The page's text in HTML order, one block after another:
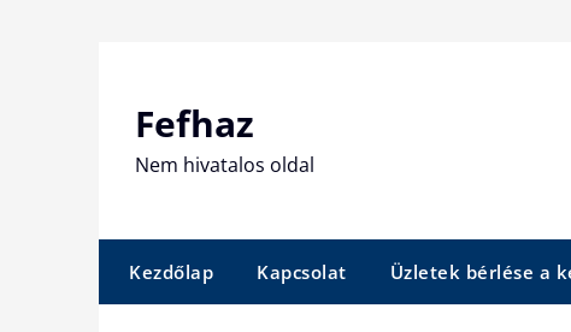
Fefhaz
Nem hivatalos oldal
Kezdőlap Kapcsolat Üzletek bérlése a